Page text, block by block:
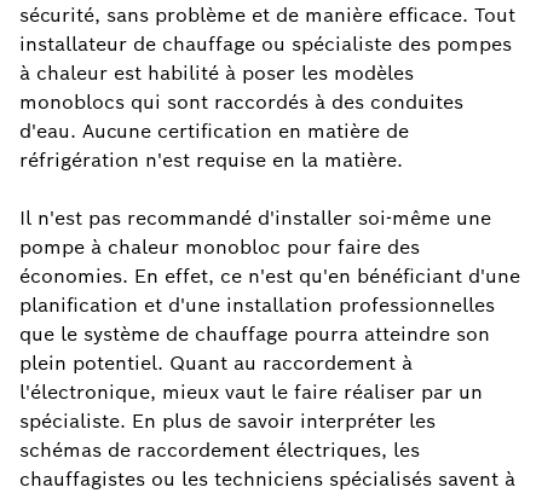
sécurité, sans problème et de manière efficace. Tout
installateur de chauffage ou spécialiste des pompes
à chaleur est habilité à poser les modèles
monoblocs qui sont raccordés à des conduites
d'eau. Aucune certification en matière de
réfrigération n'est requise en la matière.
Il n'est pas recommandé d'installer soi-même une
pompe à chaleur monobloc pour faire des
économies. En effet, ce n'est qu'en bénéficiant d'une
planification et d'une installation professionnelles
que le système de chauffage pourra atteindre son
plein potentiel. Quant au raccordement à
l'électronique, mieux vaut le faire réaliser par un
spécialiste. En plus de savoir interpréter les
schémas de raccordement électriques, les
chauffagistes ou les techniciens spécialisés savent à